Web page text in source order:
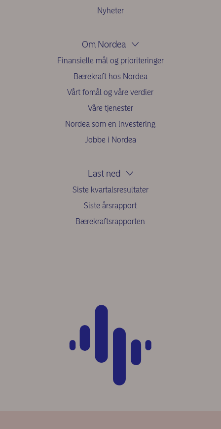
Nyheter
Om Nordea
Finansielle mål og prioriteringer
Bærekraft hos Nordea
Vårt fomål og våre verdier
Våre tjenester
Nordea som en investering
Jobbe i Nordea
Last ned
Siste kvartalsresultater
Siste årsrapport
Bærekraftsrapporten